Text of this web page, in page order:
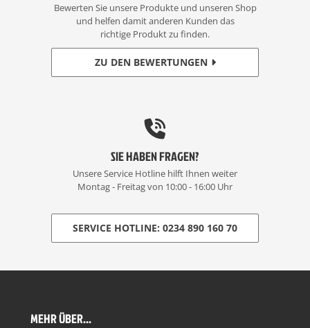
Bewerten Sie unsere Produkte und unseren Shop
und helfen damit anderen Kunden das
richtige Produkt zu finden.
ZU DEN BEWERTUNGEN
SIE HABEN FRAGEN?
Unsere Service Hotline hilft Ihnen weiter
Montag - Freitag von 10:00 - 16:00 Uhr
SERVICE HOTLINE: 0234 890 160 70
MEHR ÜBER...